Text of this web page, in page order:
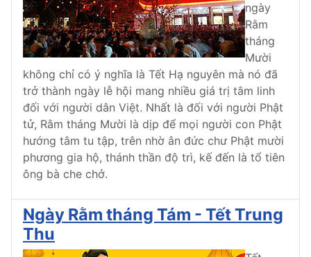
ngày
Rằm
tháng
Mười
không chỉ có ý nghĩa là Tết Hạ nguyên mà nó đã
trở thành ngày lễ hội mang nhiều giá trị tâm linh
đối với người dân Việt. Nhất là đối với người Phật
tử, Rằm tháng Mười là dịp để mọi người con Phật
hướng tâm tu tập, trên nhờ ân đức chư Phật mười
phương gia hộ, thánh thần độ trì, kế đến là tổ tiên
ông bà che chở.
Ngày Rằm tháng Tám - Tết Trung
Thu